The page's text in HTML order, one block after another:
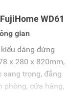
WD61
gian
dáng đứng
x 280 x 820mm,
trọng, đẳng
phòng, cửa hàng,